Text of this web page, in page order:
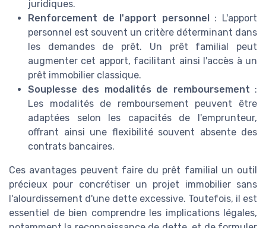
juridiques.
Renforcement de l'apport personnel: L'apport
personnel est souvent un critère déterminant dans
les demandes de prêt. Un prêt familial peut
augmenter cet apport, facilitant ainsi l'accès à un
prêt immobilier classique.
Souplesse des modalités de remboursement :
Les modalités de remboursement peuvent être
adaptées selon les capacités de l'emprunteur,
offrant ainsi une flexibilité souvent absente des
contrats bancaires.
Ces avantages peuvent faire du prêt familial un outil
précieux pour concrétiser un projet immobilier sans
l'alourdissement d'une dette excessive. Toutefois, il est
essentiel de bien comprendre les implications légales,